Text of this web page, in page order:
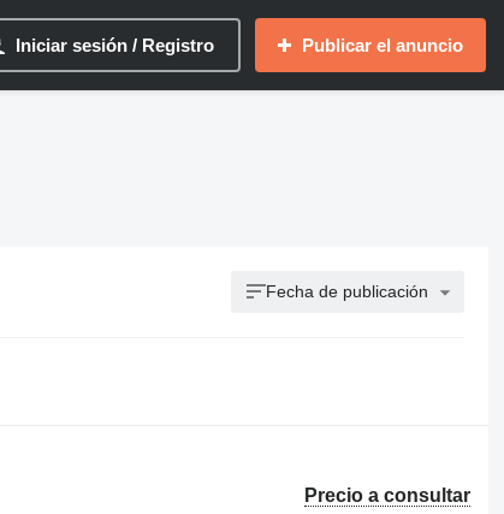
Iniciar sesión / Registro Publicar el anuncio
Fecha de publicación
Precio a consultar